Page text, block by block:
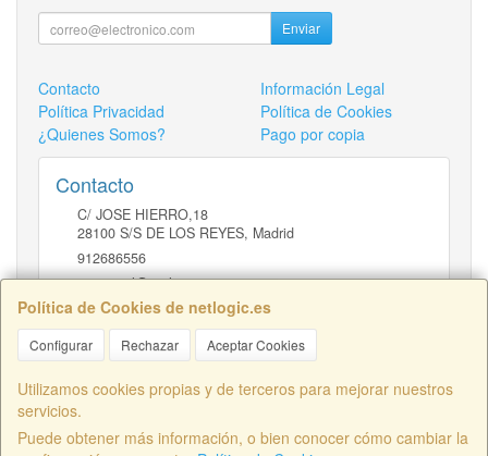
Política de Cookies de netlogic.es
Configurar Rechazar Aceptar Cookies
Utilizamos cookies propias y de terceros para mejorar nuestros
servicios.
Puede obtener más información, o bien conocer cómo cambiar la
Enviar
Contacto
Información Legal
Política Privacidad
Política de Cookies
¿Quienes Somos?
Pago por copia
Contacto
C/ JOSE HIERRO,18
28100 S/S DE LOS REYES, Madrid
912686556
comercial@netlogic.es
Horario
DE 9 A 14H Y DE 16 A 20H